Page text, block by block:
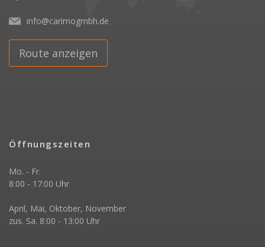
info@carimogmbh.de
Route anzeigen
Öffnungszeiten
Mo. - Fr.
8:00 - 17:00 Uhr
April, Mai, Oktober, November
zus. Sa. 8:00 - 13:00 Uhr